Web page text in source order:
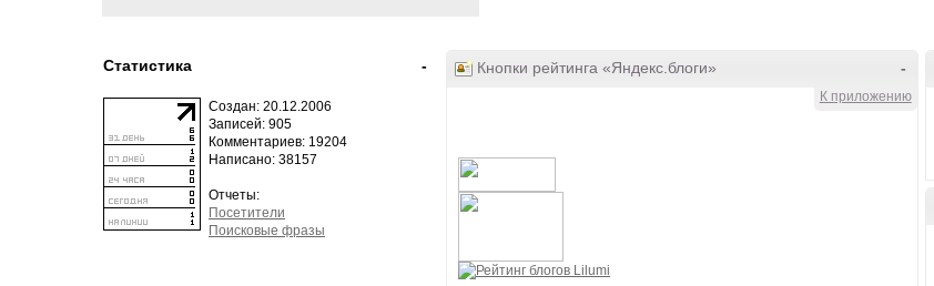
-
Статистика
Создан: 20.12.2006
Записей: 905
Комментариев: 19204
Написано: 38157
Отчеты:
Посетители
Поисковые фразы
-
Кнопки рейтинга «Яндекс.блоги»
К приложению